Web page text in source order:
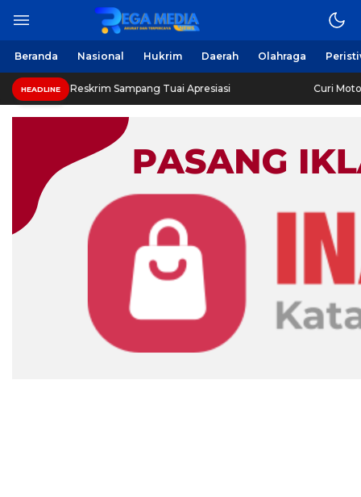
Beranda Nasional Hukrim Daerah Olahraga
HEADLINE
Reskrim Sampang Tuai Apresiasi Curi Motor! Dua